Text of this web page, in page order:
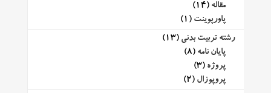
مقاله (14)
پاورپوینت (1)
رشته تربیت بدنی (13)
پایان نامه (8)
پروژه (3)
پروپوزال (2)